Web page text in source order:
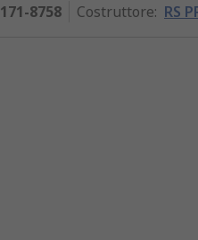
171-8758 Costruttore: RS